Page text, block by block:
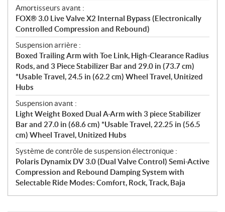
Amortisseurs avant :
FOX® 3.0 Live Valve X2 Internal Bypass (Electronically
Controlled Compression and Rebound)
Suspension arrière :
Boxed Trailing Arm with Toe Link, High-Clearance Radius
Rods, and 3 Piece Stabilizer Bar and 29.0 in (73.7 cm)
*Usable Travel, 24.5 in (62.2 cm) Wheel Travel, Unitized
Hubs
Suspension avant :
Light Weight Boxed Dual A-Arm with 3 piece Stabilizer
Bar and 27.0 in (68.6 cm) *Usable Travel, 22.25 in (56.5
cm) Wheel Travel, Unitized Hubs
Système de contrôle de suspension électronique :
Polaris Dynamix DV 3.0 (Dual Valve Control) Semi-Active
Compression and Rebound Damping System with
Selectable Ride Modes: Comfort, Rock, Track, Baja